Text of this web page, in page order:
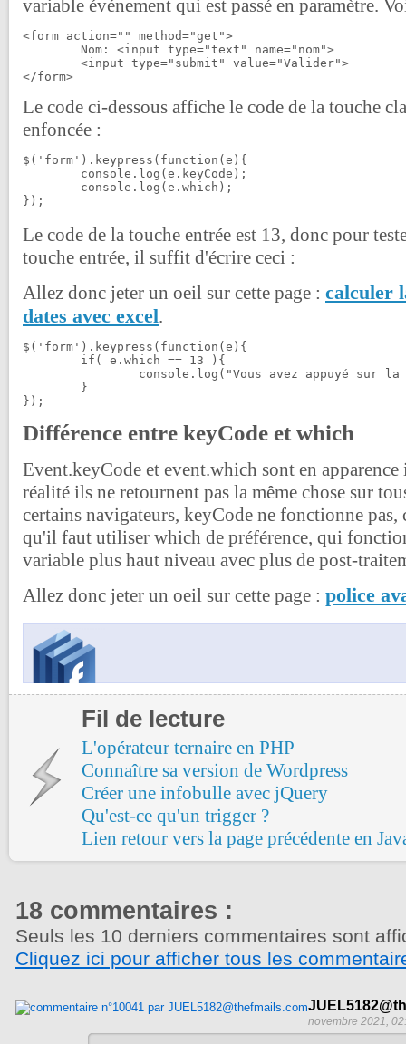
variable événement qui est passé en paramètre.
<form action="" method="get">
</form>
Le code ci-dessous affiche le code de la touche
enfoncée :
$('form').keypress(function(e){
});
Le code de la touche entrée est 13, donc pour
touche entrée, il suffit d'écrire ceci :
Allez donc jeter un oeil sur cette page : calculer
dates avec excel.
$('form').keypress(function(e){
});
Différence entre keyCode et which
Event.keyCode et event.which sont en apparence
réalité ils ne retournent pas la même chose sur
certains navigateurs, keyCode ne fonctionne pas,
qu'il faut utiliser which de préférence, qui
variable plus haut niveau avec plus de post-
Allez donc jeter un oeil sur cette page : police
Fil de lecture
L'opérateur ternaire en PHP
Connaître sa version de Wordpress
Créer une infobulle avec jQuery
Qu'est-ce qu'un trigger ?
Lien retour vers la page précédente en
18 commentaires :
Seuls les 10 derniers commentaires sont
Cliquez ici pour afficher tous les
novembre 2021,